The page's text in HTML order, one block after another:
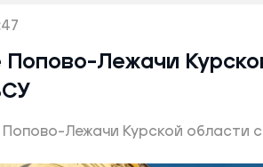
район
Лежачи
Попово-Лежачи Курской области